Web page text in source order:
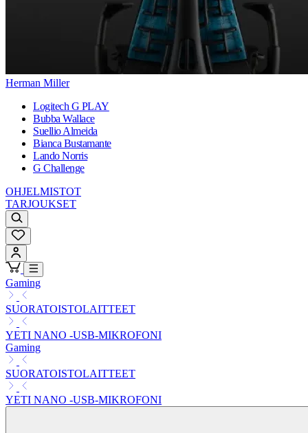
Herman Miller
Logitech G PLAY
Bubba Wallace
Suellio Almeida
Bianca Bustamante
Lando Norris
G Challenge
OHJELMISTOT
TARJOUKSET
Gaming
SUORATOISTOLAITTEET
YETI NANO -USB-MIKROFONI
Gaming
SUORATOISTOLAITTEET
YETI NANO -USB-MIKROFONI